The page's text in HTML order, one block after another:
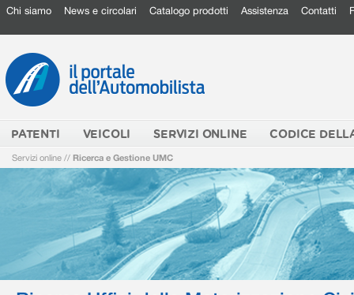
Chi siamo News e circolari Catalogo prodotti Assistenza Contatti
PATENTI VEICOLI SERVIZI ONLINE CODICE
Servizi online // Ricerca e Gestione UMC